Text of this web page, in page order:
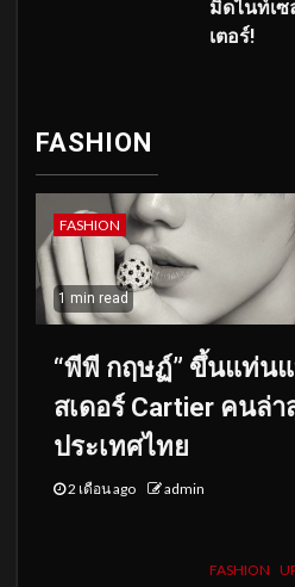
มิดไนท์เ
เตอร์!
FASHION
FASHION
1 min read
“พีพี กฤษฏ์” ขึ้นแท่น
สเดอร์ Cartier คนล่า
ประเทศไทย
2 เดือน ago admin
FASHION